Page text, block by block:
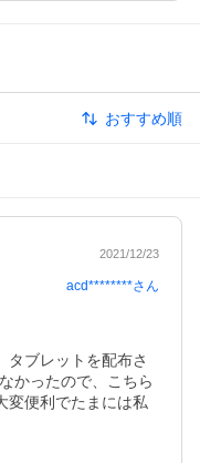
おすすめ順
2021/12/23
acd********さん
タブレットを配布さ
かったので、こちら
変便利でたまには私